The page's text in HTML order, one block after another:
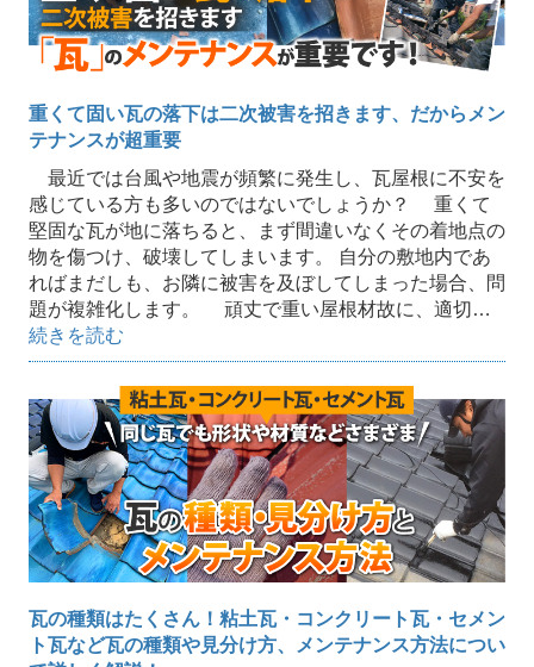
重くて固い瓦の落下は二次被害を招きます、だからメン
テナンスが超重要
最近では台風や地震が頻繁に発生し、瓦屋根に不安を
感じている方も多いのではないでしょうか？ 重くて
堅固な瓦が地に落ちると、まず間違いなくその着地点の
物を傷つけ、破壊してしまいます。 自分の敷地内であ
ればまだしも、お隣に被害を及ぼしてしまった場合、問
題が複雑化します。 頑丈で重い屋根材故に、適切…
続きを読む
瓦の種類はたくさん！粘土瓦・コンクリート瓦・セメン
ト瓦など瓦の種類や見分け方、メンテナンス方法につい